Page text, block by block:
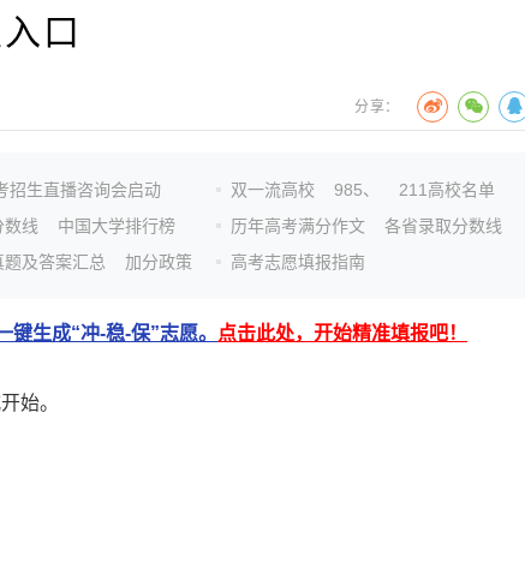
口
分享：
招生直播咨询会启动
数线
中国大学排行榜
题及答案汇总
加分政策
双一流高校 985、
211高校名单
历年高考满分作文
各省录取分数线
高考志愿填报指南
生成“冲-稳-保”志愿。 点击此处，开始精准填报吧！
始。